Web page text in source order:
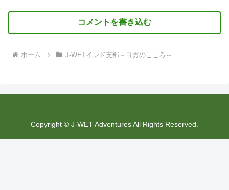
コメントを書き込む
ホーム J-WETインド支部～ヨガのこころ～
Copyright © J-WET Adventures All Rights Reserved.